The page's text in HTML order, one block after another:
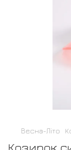
Весна-Літо
Козирок